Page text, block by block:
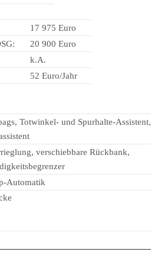
17 975 Euro
20 900 Euro
k.A.
52 Euro/Jahr
Totwinkel- und Spurhalte-Assistent,
verschiebbare Rückbank,
Automatik